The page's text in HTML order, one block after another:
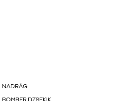
NADRÁG